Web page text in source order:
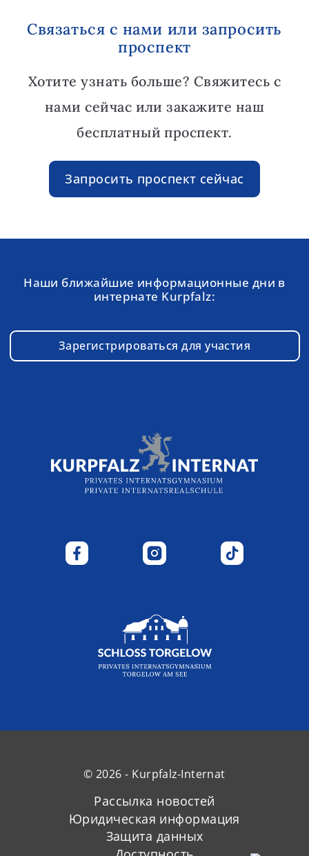
Связаться с нами или запросить
проспект
Хотите узнать больше? Свяжитесь с
нами сейчас или закажите наш
бесплатный проспект.
Запросить проспект сейчас
Наши ближайшие информационные дни в
интернате Kurpfalz:
Зарегистрироваться для участия
© 2026 - Kurpfalz-Internat
Рассылка новостей
Юридическая информация
Защита данных